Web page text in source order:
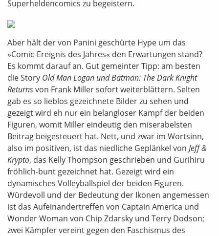
Superheldencomics zu begeistern.
Aber hält der von Panini geschürte Hype um das
»Comic-Ereignis des Jahres« den Erwartungen stand?
Es kommt darauf an. Gut gemeinter Tipp: am besten
die Story Old Man Logan und Batman: The Dark Knight
Returnsvon Frank Miller sofort weiterblättern. Selten
gab es so lieblos gezeichnete Bilder zu sehen und
gezeigt wird eh nur ein belangloser Kampf der beiden
Figuren, womit Miller eindeutig den miserabelsten
Beitrag beigesteuert hat. Nett, und zwar im Wortsinn,
also im positiven, ist das niedliche Geplänkel von Jeff &
Krypto, das Kelly Thompson geschrieben und Gurihiru
fröhlich-bunt gezeichnet hat. Gezeigt wird ein
dynamisches Volleyballspiel der beiden Figuren.
Würdevoll und der Bedeutung der Ikonen angemessen
ist das Aufeinandertreffen von Captain America und
Wonder Woman von Chip Zdarsky und Terry Dodson;
zwei Kämpfer vereint gegen den Faschismus des